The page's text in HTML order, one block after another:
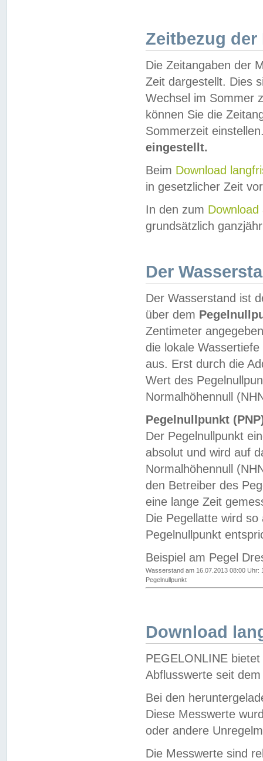
Zeitbezug der
Die Zeitangaben der
Zeit dargestellt. Dies
Wechsel im Sommer
können Sie die
Sommerzeit
eingestellt.
Beim Download
in gesetzlicher Zeit
In den zum Download
grundsätzlich
Der
Der Wasserstand ist
über dem
Zentimeter
die lokale
aus. Erst durch die
Wert des
Normalhöhennull
Pegelnullpunkt
Der Pegelnullpunkt
absolut und wird auf
Normalhöhennull
den Betreiber des
eine lange Zeit
Die Pegellatte wird
Pegelnullpunkt
Beispiel am Pegel
Wasserstand am 16.07.2013 08:00 Uhr:
Pegelnullpunkt
Download
PEGELONLINE
Abflusswerte seit
Bei den
Diese Messwerte
oder andere
Die Messwerte sind